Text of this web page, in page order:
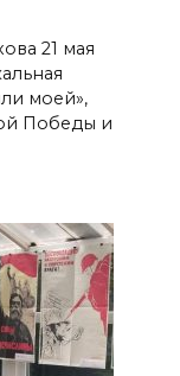
21 мая
моей»,
Победы и